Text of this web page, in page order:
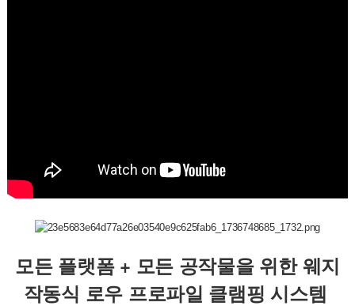
모든 플랫폼+ 모든 공작물을 위한 웨지
작동식 로우 프로파일 클램핑 시스템